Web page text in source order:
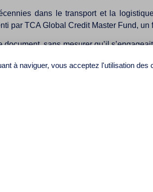
dans le transport et la
par TCA Global Credit Master Fund,
sans mesurer qu’il
à naviguer, vous acceptez l'utilisation des